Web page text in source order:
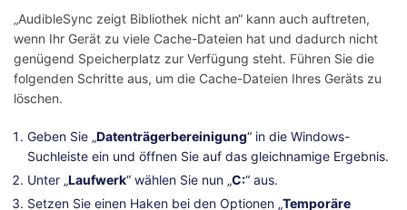
„AudibleSync zeigt Bibliothek nicht an“ kann auch auftreten,
wenn Ihr Gerät zu viele Cache-Dateien hat und dadurch nicht
genügend Speicherplatz zur Verfügung steht. Führen Sie die
folgenden Schritte aus, um die Cache-Dateien Ihres Geräts zu
löschen.
Geben Sie „Datenträgerbereinigung“ in die Windows-
Suchleiste ein und öffnen Sie auf das gleichnamige Ergebnis.
Unter „Laufwerk“ wählen Sie nun „C:“ aus.
Setzen Sie einen Haken bei den Optionen „Temporäre